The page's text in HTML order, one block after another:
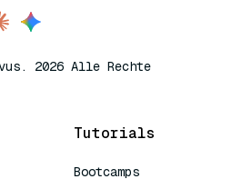
2026 Alle Rechte
Tutorials
Bootcamps